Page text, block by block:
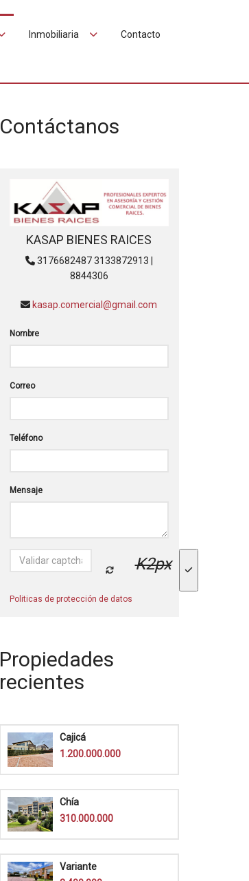
Inmobiliaria Contacto
Contáctanos
KASAP BIENES RAICES
3176682487 3133872913 |
8844306
kasap.comercial@gmail.com
Nombre
Correo
Teléfono
Mensaje
K2px
Politicas de protección de datos
Propiedades
recientes
Cajicá
1.200.000.000
Chía
310.000.000
Variante